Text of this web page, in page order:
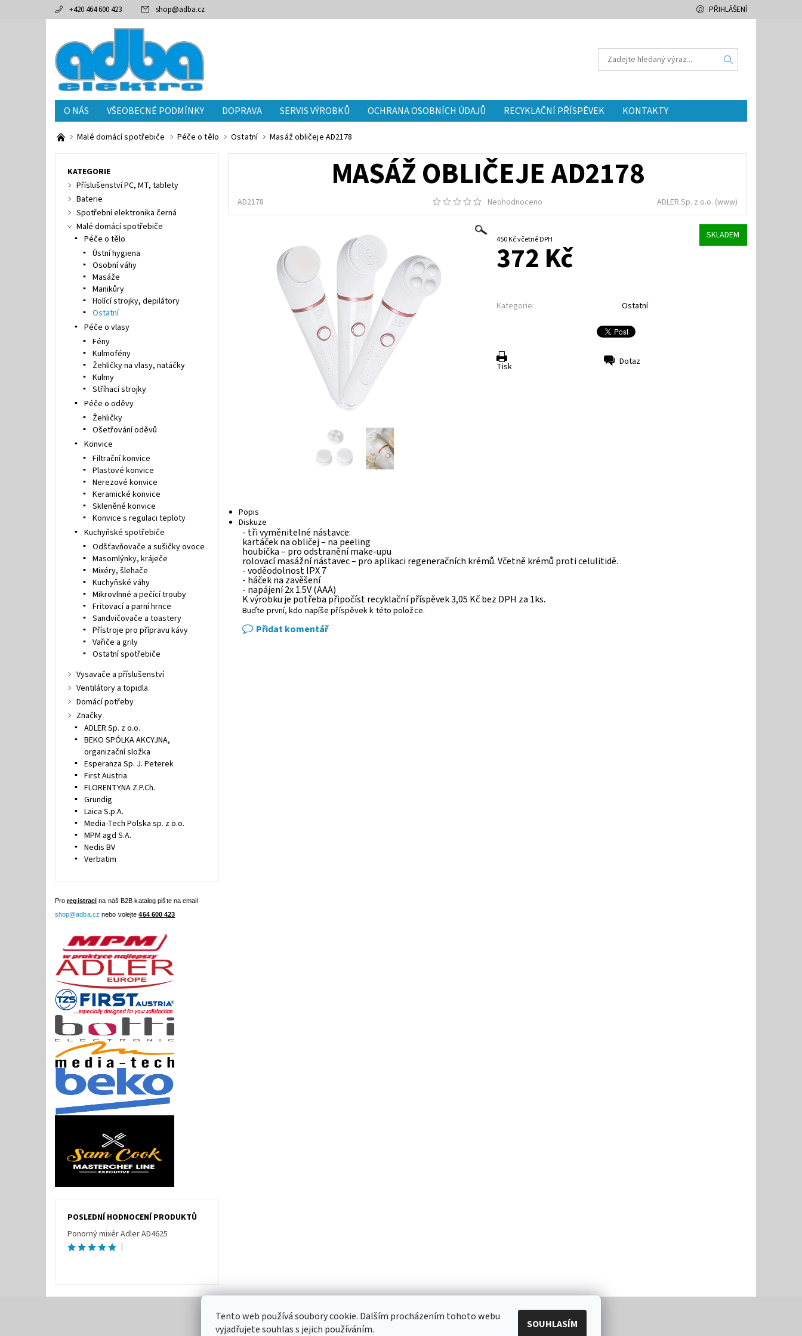
+420 464 600 423 shop@adba.cz PŘIHLÁŠENÍ
O NÁS VŠEOBECNÉ PODMÍNKY DOPRAVA SERVIS VÝROBKŮ OCHRANA OSOBNÍCH ÚDAJŮ RECYKLAČNÍ PŘÍSPĚVEK KONTAKTY
Malé domácí spotřebiče Péče o tělo Ostatní Masáž obličeje AD2178
MASÁŽ OBLIČEJE AD2178
AD2178 Neohodnoceno ADLER Sp. z o.o. (www)
450 Kč včetně DPH SKLADEM
372 Kč
Kategorie: Ostatní
Tisk Dotaz
Popis
Diskuze
- tři vyměnitelné nástavce:
kartáček na obličej – na peeling
houbička – pro odstranění make-upu
rolovací masážní nástavec – pro aplikaci regeneračních krémů. Včetně krémů proti celulitidě.
- voděodolnost IPX 7
- háček na zavěšení
- napájení 2x 1.5V (AAA)
K výrobku je potřeba připočíst recyklační příspěvek 3,05 Kč bez DPH za 1ks.
Buďte první, kdo napíše příspěvek k této položce.
Přidat komentář
KATEGORIE
Příslušenství PC, MT, tablety
Baterie
Spotřební elektronika černá
Malé domácí spotřebiče
Péče o tělo
Ústní hygiena
Osobní váhy
Masáže
Manikůry
Holící strojky, depilátory
Ostatní
Péče o vlasy
Fény
Kulmofény
Žehličky na vlasy, natáčky
Kulmy
Stříhací strojky
Péče o oděvy
Žehličky
Ošetřování oděvů
Konvice
Filtrační konvice
Plastové konvice
Nerezové konvice
Keramické konvice
Skleněné konvice
Konvice s regulaci teploty
Kuchyňské spotřebiče
Odšťavňovače a sušičky ovoce
Masomlýnky, kráječe
Mixéry, šlehače
Kuchyňské váhy
Mikrovlnné a pečící trouby
Fritovací a parní hrnce
Sandvičovače a toastery
Přístroje pro přípravu kávy
Vařiče a grily
Ostatní spotřebiče
Vysavače a příslušenství
Ventilátory a topidla
Domácí potřeby
Značky
ADLER Sp. z o.o.
BEKO SPÓLKA AKCYJNA,
organizační složka
Esperanza Sp. J. Peterek
First Austria
FLORENTYNA Z.P.Ch.
Grundig
Laica S.p.A.
Media-Tech Polska sp. z o.o.
MPM agd S.A.
Nedis BV
Verbatim
Proregistraci na náš B2B katalog pište na email
shop@adba.cz nebo volejte464 600 423
POSLEDNÍ HODNOCENÍ PRODUKTŮ
Ponorný mixér Adler AD4625
|
eshop - elektrodvorak.cz
Tento web používá soubory cookie. Dalším procházením tohoto webu
vyjadřujete souhlas s jejich používáním.
SOUHLASÍM